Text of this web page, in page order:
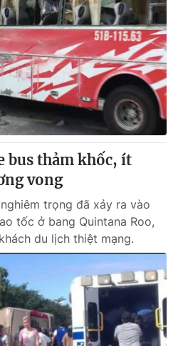
bus thảm khốc, ít
vong
trọng đã xảy ra vào
tốc ở bang Quintana Roo,
du lịch thiệt mạng.